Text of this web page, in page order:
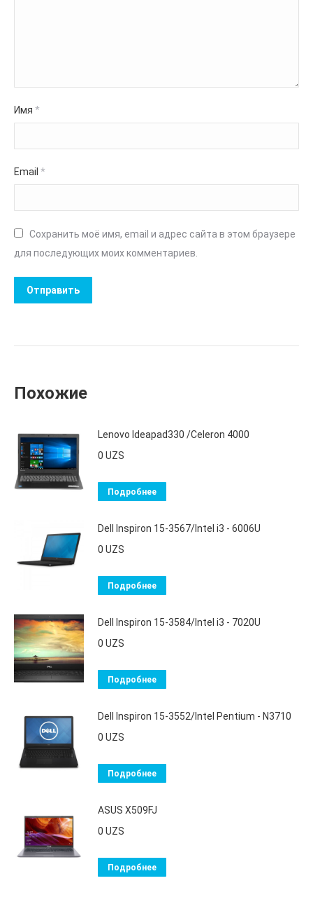
Имя *
Email *
Сохранить моё имя, email и адрес сайта в этом браузере
для последующих моих комментариев.
Похожие
Lenovo Ideapad330 /Celeron 4000
0 UZS
Подробнее
Dell Inspiron 15-3567/Intel i3 - 6006U
0 UZS
Подробнее
Dell Inspiron 15-3584/Intel i3 - 7020U
0 UZS
Подробнее
Dell Inspiron 15-3552/Intel Pentium - N3710
0 UZS
Подробнее
ASUS X509FJ
0 UZS
Подробнее